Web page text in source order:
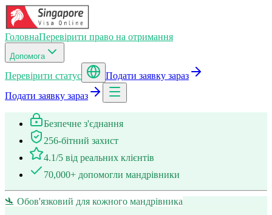
ГоловнаПеревірити право на отримання
Допомога
Перевірити статус
Подати заявку зараз
Подати заявку зараз
Безпечне з'єднання
256-бітний захист
4.1/5 від реальних клієнтів
70,000+ допомогли мандрівники
🛬 Обов'язковий для кожного мандрівника